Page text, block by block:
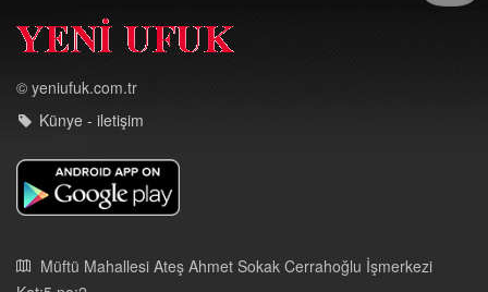
© yeniufuk.com.tr
Künye - iletişim
Müftü Mahallesi Ateş Ahmet Sokak Cerrahoğlu İşmerkezi